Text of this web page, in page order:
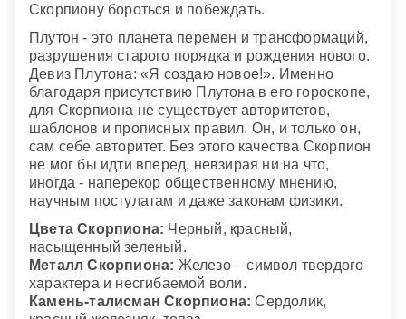
Скорпиону бороться и побеждать.
Плутон - это планета перемен и трансформаций,
разрушения старого порядка и рождения нового.
Девиз Плутона: «Я создаю новое!». Именно
благодаря присутствию Плутона в его гороскопе,
для Скорпиона не существует авторитетов,
шаблонов и прописных правил. Он, и только он,
сам себе авторитет. Без этого качества Скорпион
не мог бы идти вперед, невзирая ни на что,
иногда - наперекор общественному мнению,
научным постулатам и даже законам физики.
Цвета Скорпиона: Черный, красный,
насыщенный зеленый.
Металл Скорпиона: Железо – символ твердого
характера и несгибаемой воли.
Камень-талисман Скорпиона: Сердолик,